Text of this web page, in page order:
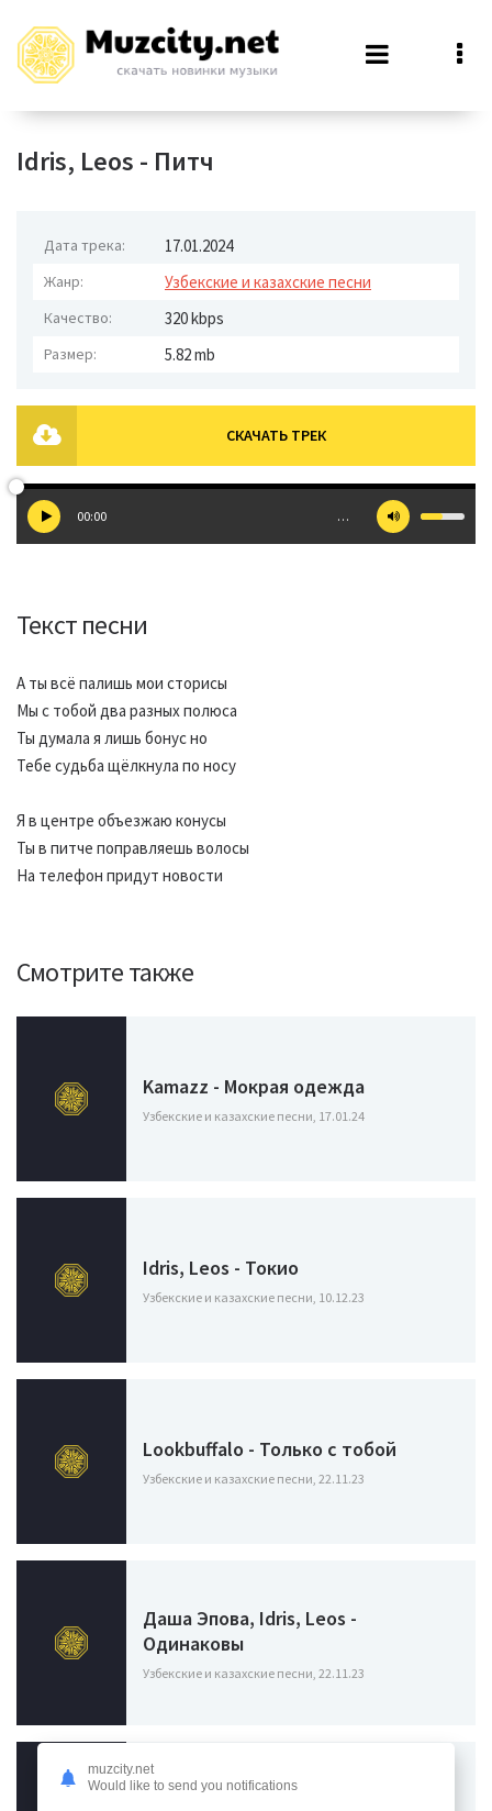
Idris, Leos - Питч
Дата трека: 17.01.2024
Жанр: Узбекские и казахские песни
Качество: 320 kbps
Размер: 5.82 mb
СКАЧАТЬ ТРЕК
00:00 …
Текст песни
А ты всё палишь мои сторисы
Мы с тобой два разных полюса
Ты думала я лишь бонус но
Тебе судьба щёлкнула по носу
Я в центре объезжаю конусы
Ты в питче поправляешь волосы
На телефон придут новости
Смотрите также
Kamazz - Мокрая одежда
Узбекские и казахские песни, 17.01.24
Idris, Leos - Токио
Узбекские и казахские песни, 10.12.23
Lookbuffalo - Только с тобой
Узбекские и казахские песни, 22.11.23
Даша Эпова, Idris, Leos -
Одинаковы
Узбекские и казахские песни, 22.11.23
muzcity.net
Would like to send you notifications